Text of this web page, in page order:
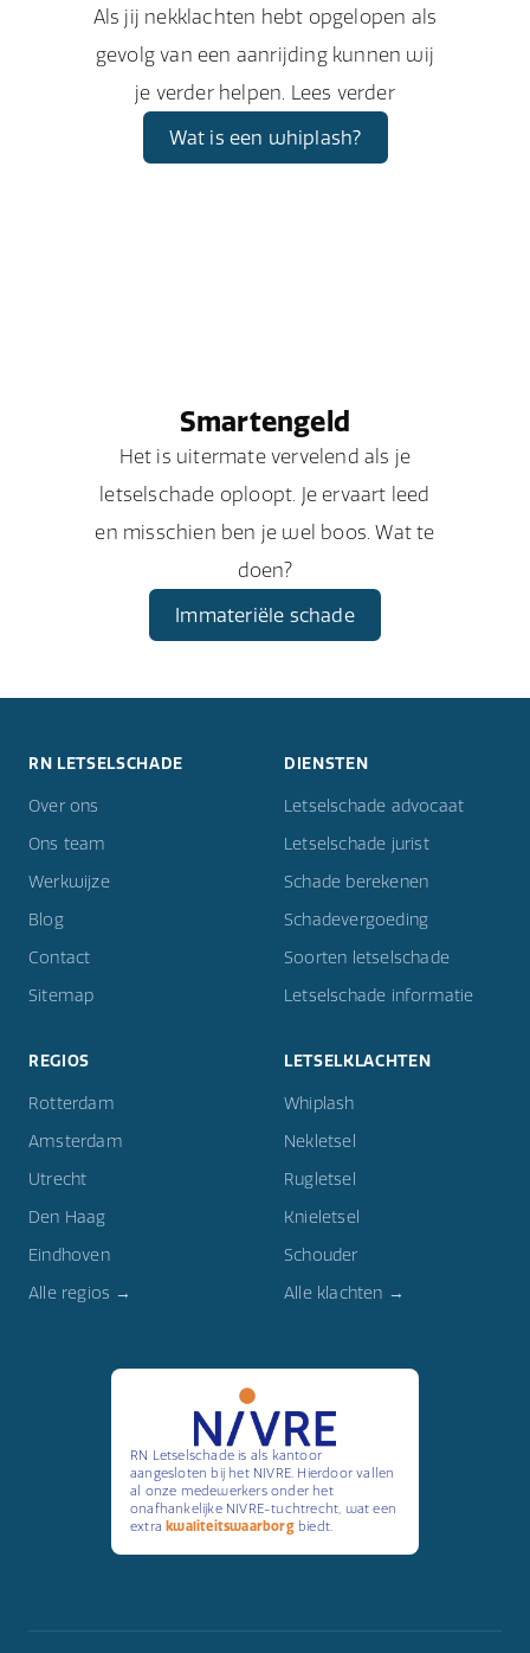
Als jij nekklachten hebt opgelopen als
gevolg van een aanrijding kunnen wij
je verder helpen. Lees verder
Wat is een whiplash?
Smartengeld
Het is uitermate vervelend als je
letselschade oploopt. Je ervaart leed
en misschien ben je wel boos. Wat te
doen?
Immateriële schade
RN LETSELSCHADE
Over ons
Ons team
Werkwijze
Blog
Contact
Sitemap
DIENSTEN
Letselschade advocaat
Letselschade jurist
Schade berekenen
Schadevergoeding
Soorten letselschade
Letselschade informatie
REGIOS
Rotterdam
Amsterdam
Utrecht
Den Haag
Eindhoven
Alle regios →
LETSELKLACHTEN
Whiplash
Nekletsel
Rugletsel
Knieletsel
Schouder
Alle klachten →
RN Letselschade is als kantoor
aangesloten bij het NIVRE. Hierdoor vallen
al onze medewerkers onder het
onafhankelijke NIVRE-tuchtrecht, wat een
extrakwaliteitswaarborgbiedt.